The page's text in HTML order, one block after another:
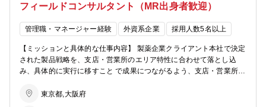
フィールドコンサルタント（MR出身者歓迎）
管理職・マネージャー経験 外資系企業 採用人数5名以上
【ミッションと具体的な仕事内容】 製薬企業クライアント本社で決定
された製品戦略を、支店・営業所のエリア特性に合わせて落とし込
み、具体的に実行に移すこと で成果につながるよう、支店・営業所の
当エリアのエリアマーケティング（ビジネスフレームワークを用い
東京都,大阪府